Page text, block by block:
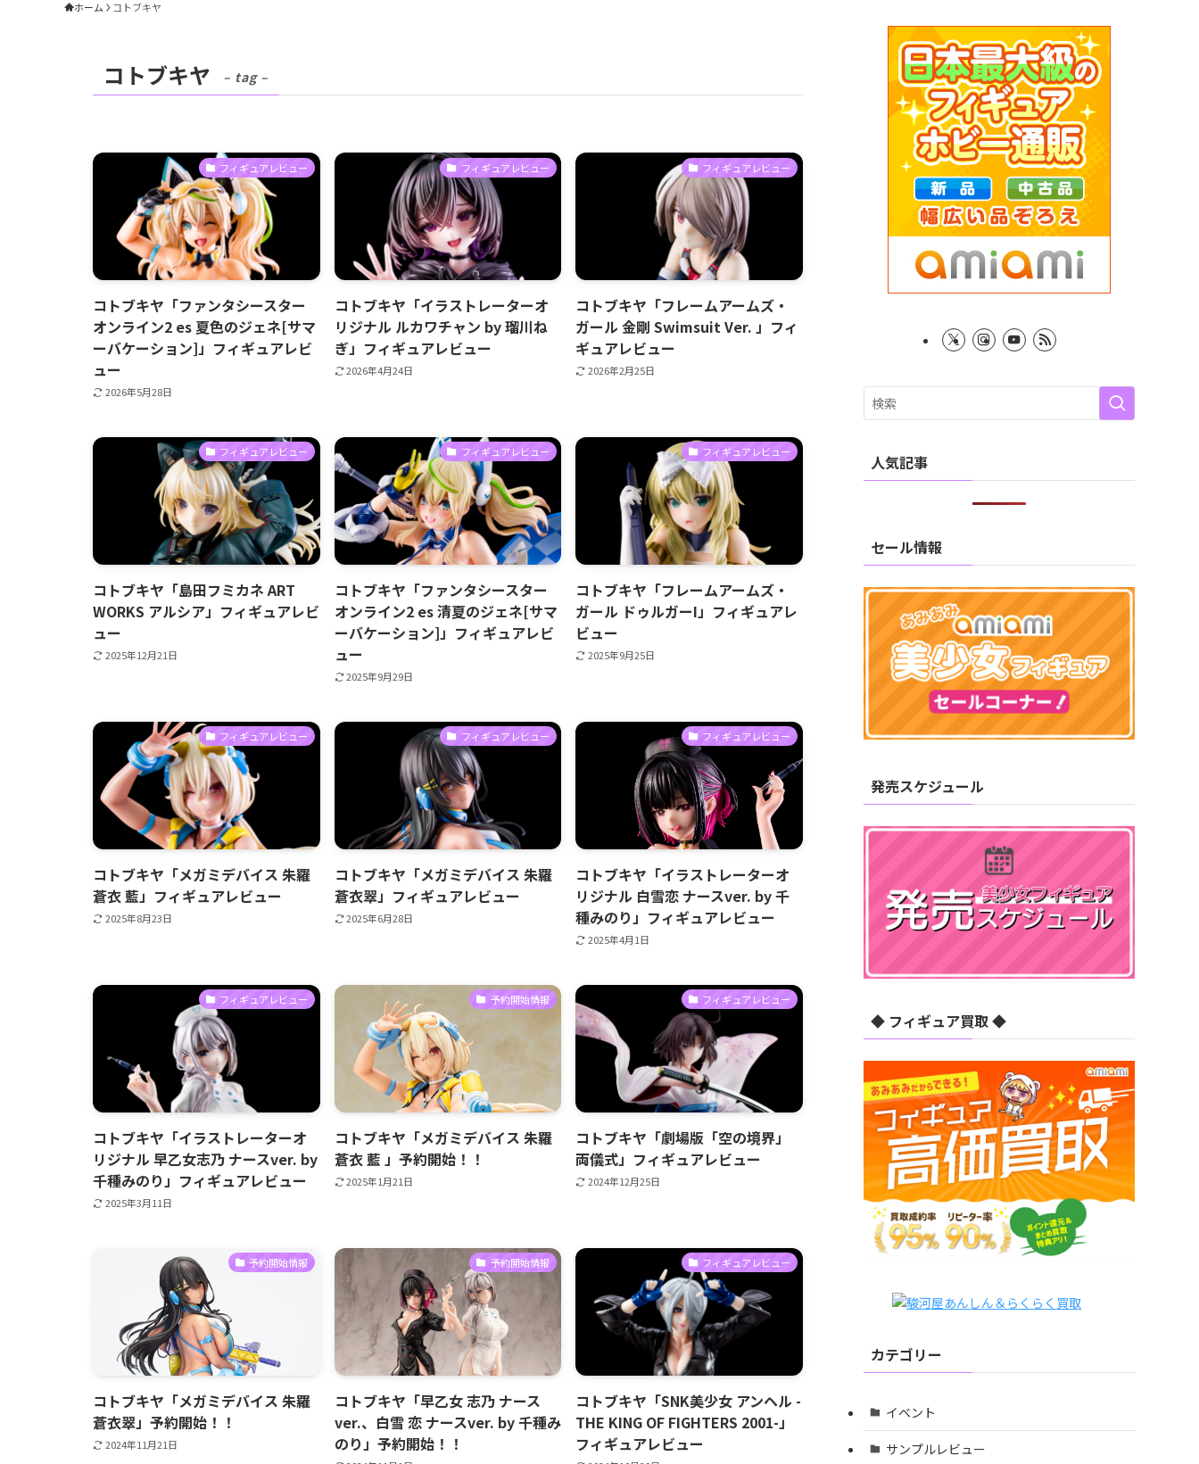
ホーム コトブキヤ
コトブキヤ – tag –
フィギュアレビュー
コトブキヤ「ファンタシースター
オンライン2 es 夏色のジェネ[サマ
ーバケーション]」フィギュアレビ
ュー
2026年5月28日
フィギュアレビュー
コトブキヤ「イラストレーターオ
リジナル ルカワチャン by 瑠川ね
ぎ」フィギュアレビュー
2026年4月24日
フィギュアレビュー
コトブキヤ「フレームアームズ・
ガール 金剛 Swimsuit Ver. 」フィ
ギュアレビュー
2026年2月25日
フィギュアレビュー
コトブキヤ「島田フミカネ ART
WORKS アルシア」フィギュアレビ
ュー
2025年12月21日
フィギュアレビュー
コトブキヤ「ファンタシースター
オンライン2 es 清夏のジェネ[サマ
ーバケーション]」フィギュアレビ
ュー
2025年9月29日
フィギュアレビュー
コトブキヤ「フレームアームズ・
ガール ドゥルガーI」フィギュアレ
ビュー
2025年9月25日
フィギュアレビュー
コトブキヤ「メガミデバイス 朱羅
蒼衣 藍」フィギュアレビュー
2025年8月23日
フィギュアレビュー
コトブキヤ「メガミデバイス 朱羅
蒼衣翠」フィギュアレビュー
2025年6月28日
フィギュアレビュー
コトブキヤ「イラストレーターオ
リジナル 白雪恋 ナースver. by 千
種みのり」フィギュアレビュー
2025年4月1日
フィギュアレビュー
コトブキヤ「イラストレーターオ
リジナル 早乙女志乃 ナースver. by
千種みのり」フィギュアレビュー
2025年3月11日
予約開始情報
コトブキヤ「メガミデバイス 朱羅
蒼衣 藍 」予約開始！！
2025年1月21日
フィギュアレビュー
コトブキヤ「劇場版「空の境界」
両儀式」フィギュアレビュー
2024年12月25日
予約開始情報
コトブキヤ「メガミデバイス 朱羅
蒼衣翠」予約開始！！
2024年11月21日
予約開始情報
コトブキヤ「早乙女 志乃 ナース
ver.、白雪 恋 ナースver. by 千種み
のり」予約開始！！
フィギュアレビュー
コトブキヤ「SNK美少女 アンヘル -
THE KING OF FIGHTERS 2001-」
フィギュアレビュー
人気記事
セール情報
発売スケジュール
◆ フィギュア買取 ◆
カテゴリー
イベント
サンプルレビュー